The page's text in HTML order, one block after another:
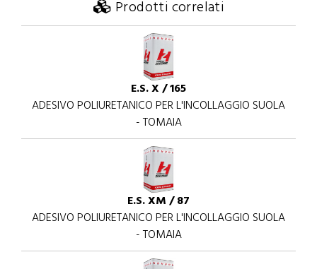
Prodotti correlati
E.S. X / 165
ADESIVO POLIURETANICO PER L'INCOLLAGGIO SUOLA
- TOMAIA
E.S. XM / 87
ADESIVO POLIURETANICO PER L'INCOLLAGGIO SUOLA
- TOMAIA